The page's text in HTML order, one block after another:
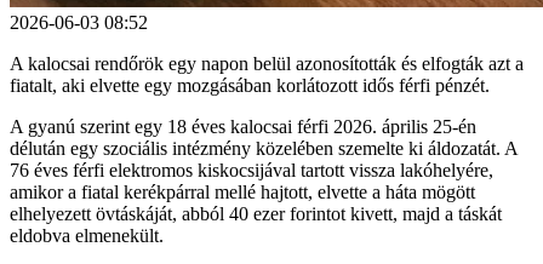
2026-06-03 08:52
A kalocsai rendőrök egy napon belül azonosították és elfogták azt a
fiatalt, aki elvette egy mozgásában korlátozott idős férfi pénzét.
A gyanú szerint egy 18 éves kalocsai férfi 2026. április 25-én
délután egy szociális intézmény közelében szemelte ki áldozatát. A
76 éves férfi elektromos kiskocsijával tartott vissza lakóhelyére,
amikor a fiatal kerékpárral mellé hajtott, elvette a háta mögött
elhelyezett övtáskáját, abból 40 ezer forintot kivett, majd a táskát
eldobva elmenekült.